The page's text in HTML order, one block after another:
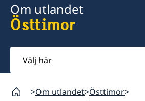
Om utlandet
Östtimor
Välj
här
Om utlandet Östtimor